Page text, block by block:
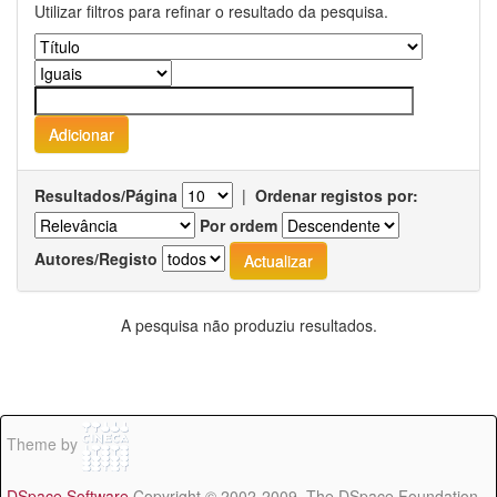
Utilizar filtros para refinar o resultado da pesquisa.
Resultados/Página | Ordenar registos por:
Por ordem
Autores/Registo
A pesquisa não produziu resultados.
Theme by